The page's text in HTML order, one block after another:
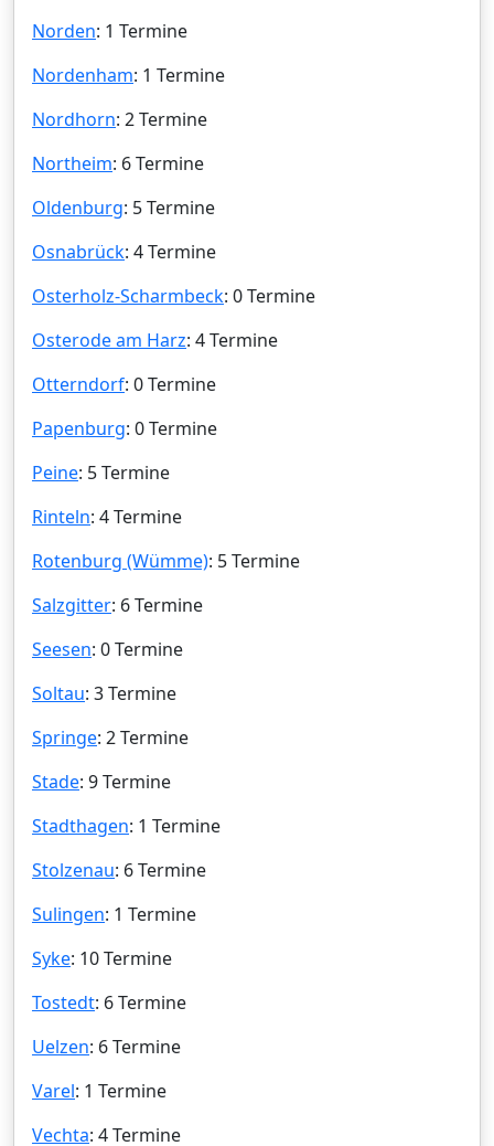
Norden: 1 Termine
Nordenham: 1 Termine
Nordhorn: 2 Termine
Northeim: 6 Termine
Oldenburg: 5 Termine
Osnabrück: 4 Termine
Osterholz-Scharmbeck: 0 Termine
Osterode am Harz: 4 Termine
Otterndorf: 0 Termine
Papenburg: 0 Termine
Peine: 5 Termine
Rinteln: 4 Termine
Rotenburg (Wümme): 5 Termine
Salzgitter: 6 Termine
Seesen: 0 Termine
Soltau: 3 Termine
Springe: 2 Termine
Stade: 9 Termine
Stadthagen: 1 Termine
Stolzenau: 6 Termine
Sulingen: 1 Termine
Syke: 10 Termine
Tostedt: 6 Termine
Uelzen: 6 Termine
Varel: 1 Termine
Vechta: 4 Termine